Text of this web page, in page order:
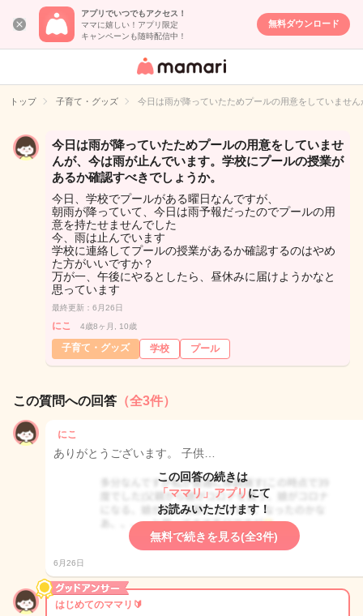
アプリでいつでもアクセス！
ママに嬉しい！アプリ限定
キャンペーンも随時配信中！
無料ダウンロード
女性専用匿名QA
イト
トップ 子育て・グッズ 今日は雨が降っていたためプールの用意をしていませ
今日は雨が降っていたためプールの用意をしていませ
んが、今は雨が止んでいます。学校にプールの授業が
あるか確認すべきでしょうか。
今日、学校でプールがある曜日なんですが、
朝雨が降っていて、今日は雨予報だったのでプールの用
意を持たせませんでした
今、雨は止んでいます
学校に連絡してプールの授業があるか確認するのはやめ
た方がいいですか？
万が一、午後にやるとしたら、昼休みに届けようかなと
思っています
最終更新：6月26日
にこ 4歳8ヶ月, 10歳
子育て・グッズ 学校 プール
この質問への回答 （全3件）
にこ
ありがとうございます。 子供…
この回答の続きは
「ママリ」アプリ にて
お読みいただけます！
無料で続きを見る(全3件)
6月26日
はじめてのママリ🔰